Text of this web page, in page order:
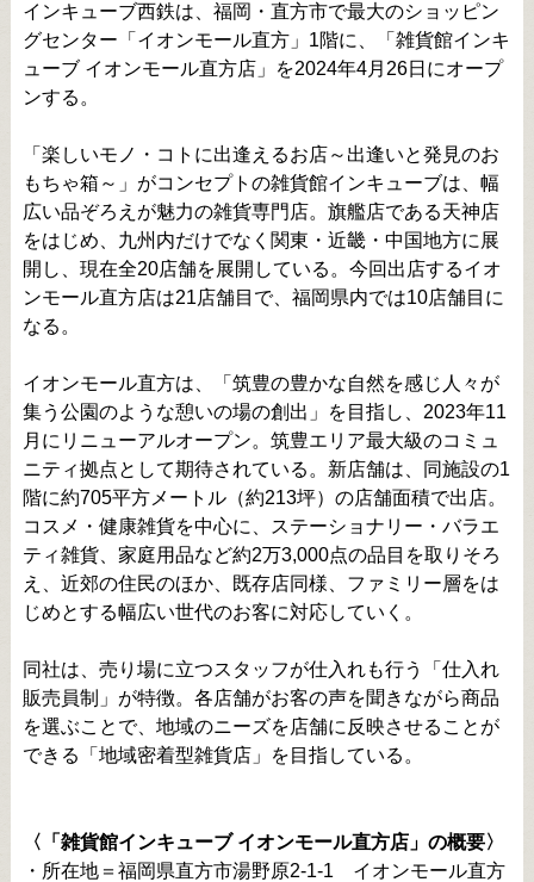
インキューブ西鉄は、福岡・直方市で最大のショッピン
グセンター「イオンモール直方」1階に、「雑貨館インキ
ューブ イオンモール直方店」を2024年4月26日にオープ
ンする。
「楽しいモノ・コトに出逢えるお店～出逢いと発見のお
もちゃ箱～」がコンセプトの雑貨館インキューブは、幅
広い品ぞろえが魅力の雑貨専門店。旗艦店である天神店
をはじめ、九州内だけでなく関東・近畿・中国地方に展
開し、現在全20店舗を展開している。今回出店するイオ
ンモール直方店は21店舗目で、福岡県内では10店舗目に
なる。
イオンモール直方は、「筑豊の豊かな自然を感じ人々が
集う公園のような憩いの場の創出」を目指し、2023年11
月にリニューアルオープン。筑豊エリア最大級のコミュ
ニティ拠点として期待されている。新店舗は、同施設の1
階に約705平方メートル（約213坪）の店舗面積で出店。
コスメ・健康雑貨を中心に、ステーショナリー・バラエ
ティ雑貨、家庭用品など約2万3,000点の品目を取りそろ
え、近郊の住民のほか、既存店同様、ファミリー層をは
じめとする幅広い世代のお客に対応していく。
同社は、売り場に立つスタッフが仕入れも行う「仕入れ
販売員制」が特徴。各店舗がお客の声を聞きながら商品
を選ぶことで、地域のニーズを店舗に反映させることが
できる「地域密着型雑貨店」を目指している。
〈「雑貨館インキューブ イオンモール直方店」の概要〉
・所在地＝福岡県直方市湯野原2-1-1 イオンモール直方